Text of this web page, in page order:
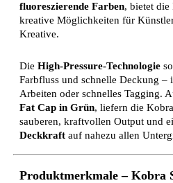
fluoreszierende Farben, bietet die
kreative Möglichkeiten für
Kreative.
Die High-Pressure-Technologie
Farbfluss und schnelle Deckung –
Arbeiten oder schnelles Tagging.
Fat Cap in Grün, liefern die
sauberen, kraftvollen Output und
Deckkraft auf nahezu allen
Produktmerkmale – Kobra